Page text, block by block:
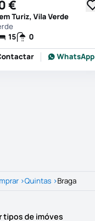
€
Turiz, Vila Verde
15
0
WhatsApp
>Quintas >Braga
tipos de imóves